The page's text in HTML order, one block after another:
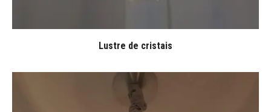
Lustre de cristais